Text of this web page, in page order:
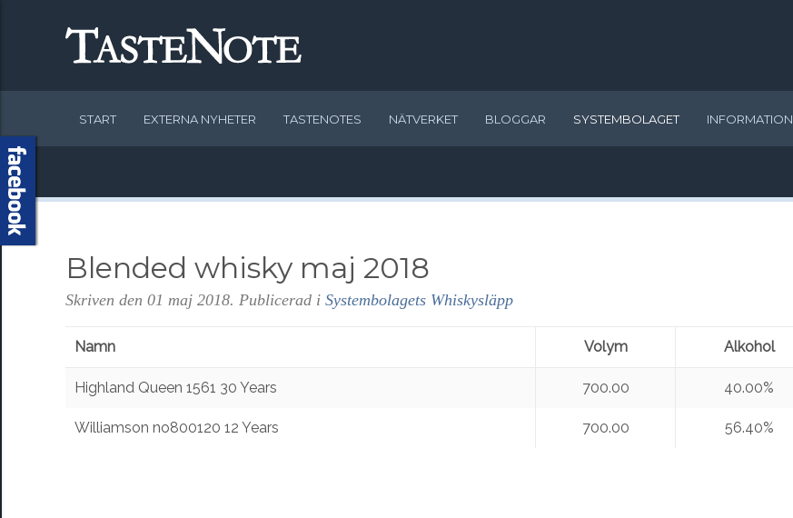
START EXTERNA NYHETER TASTENOTES NÄTVERKET BLOGGAR SYSTEMBOLAGET INFORMATION
Blended whisky maj 2018
Skriven den 01 maj 2018. Publicerad i Systembolagets Whiskysläpp
Namn Volym Alkohol
Highland Queen 1561 30 Years 700.00 40.00%
Williamson no800120 12 Years 700.00 56.40%